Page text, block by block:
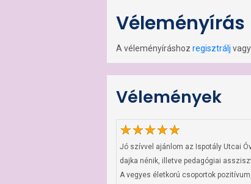
Véleményírás
A véleményíráshoz regisztrálj vagy
Vélemények
Jó szívvel ajánlom az Ispotály Utcai
dajka nénik, illetve pedagógiai
A vegyes életkorú csoportok